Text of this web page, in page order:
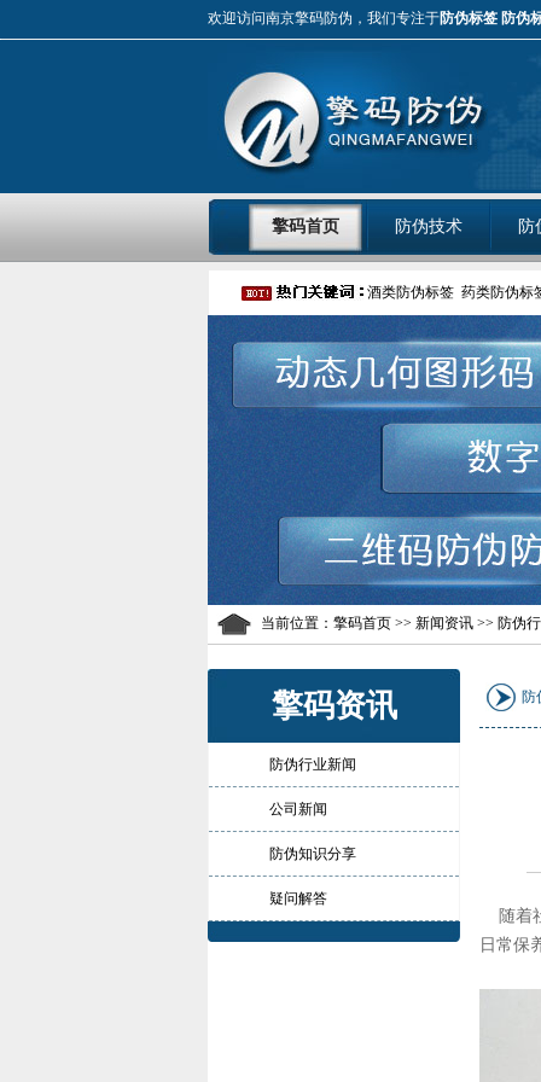
欢迎访问南京擎码防伪，我们专注于防伪标签 防伪
擎码首页 防伪技术 防
酒类防伪标签 药类防伪标
当前位置： 擎码首页 >> 新闻资讯 >> 防伪
擎码资讯
防伪行业新闻
公司新闻
防伪知识分享
疑问解答
防
随着
日常保